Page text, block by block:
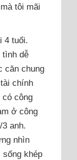
tôi mãi
4 tuổi.
tình dễ
căn chung
chính
công
ở công
anh.
nhìn
khép